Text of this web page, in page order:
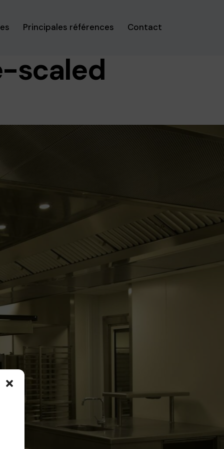
Principales références Contact
scaled